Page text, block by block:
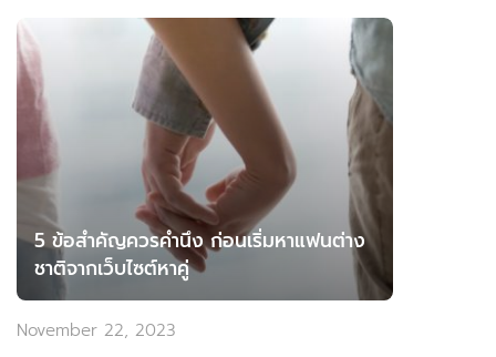
5 ข้อสำคัญควรคำนึง ก่อนเริ่มหาแฟนต่าง
ชาติจากเว็บไซต์หาคู่
November 22, 2023